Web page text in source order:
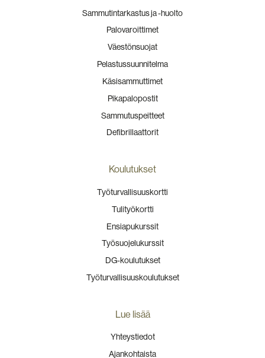
Sammutintarkastus ja -huolto
Palovaroittimet
Väestönsuojat
Pelastussuunnitelma
Käsisammuttimet
Pikapalopostit
Sammutuspeitteet
Defibrillaattorit
Koulutukset
Työturvallisuuskortti
Tulityökortti
Ensiapukurssit
Työsuojelukurssit
DG-koulutukset
Työturvallisuuskoulutukset
Lue lisää
Yhteystiedot
Ajankohtaista